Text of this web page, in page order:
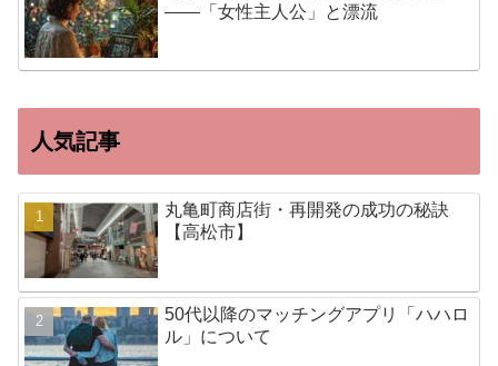
——「女性主人公」と漂流
人気記事
丸亀町商店街・再開発の成功の秘訣
【高松市】
50代以降のマッチングアプリ「ハハロ
ル」について